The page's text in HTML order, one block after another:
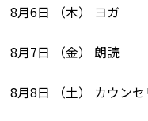
8月6日 （木） ヨガ
8月7日 （金） 朗読
8月8日 （土） カウン